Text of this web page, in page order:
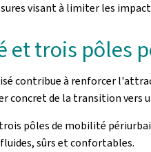
visant à limiter les
et trois pôles
contribue à renforcer
concret de la transition vers
trois pôles de mobilité
sûrs et confortables.